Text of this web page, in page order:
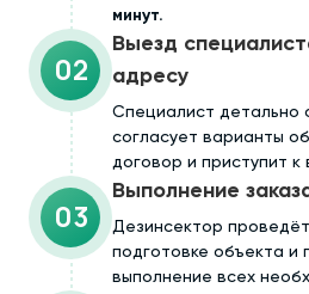
минут.
02
Выезд
адресу
Cпециалист детально
согласует варианты
договор и приступит
03
Выполнение
Дезинсектор
подготовке объекта и
выполнение всех